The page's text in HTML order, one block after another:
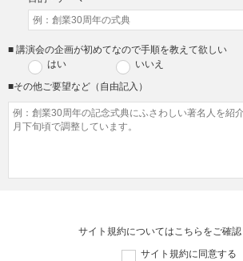
■ 講演会の企画が初めてなので手順を教えて欲しい
はい
いいえ
■その他ご要望など（自由記入）
サイト規約についてはこちら をご確
サイト規約に同意する